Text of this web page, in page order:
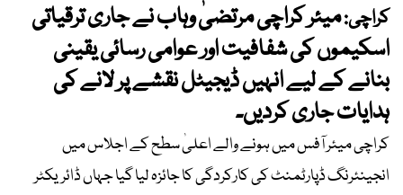
کراچی:میئر کراچی مرتضیٰ وہاب نے جاری ترقیاتی
اسکیموں کی شفافیت اور عوامی رسائی یقینی
بنانے کے لیے انہیں ڈیجیٹل نقشے پر لانے کی
ہدایات جاری کردیں۔
کراچی میئر آفس میں ہونے والے اعلیٰ سطح کے اجلاس میں
انجینئرنگ ڈپارٹمنٹ کی کارکردگی کا جائزہ لیا گیا جہاں ڈائریکٹر